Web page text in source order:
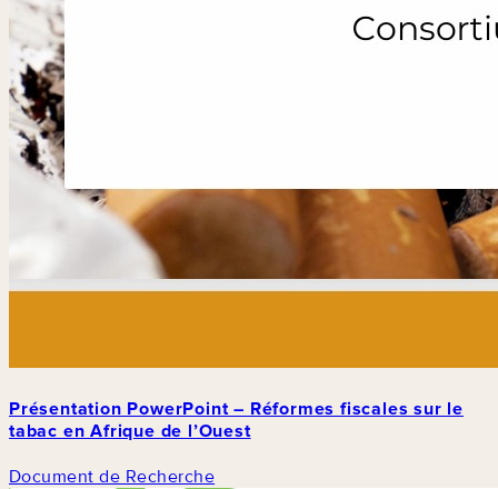
Présentation PowerPoint – Réformes fiscales sur le
tabac en Afrique de l’Ouest
Document de Recherche